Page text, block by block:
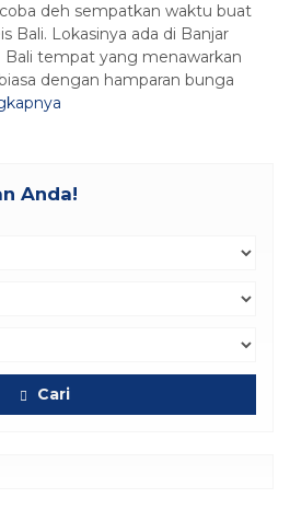
deh sempatkan waktu buat
Bali. Lokasinya ada di Banjar
tempat yang menawarkan
dengan hamparan bunga
Anda!
Cari